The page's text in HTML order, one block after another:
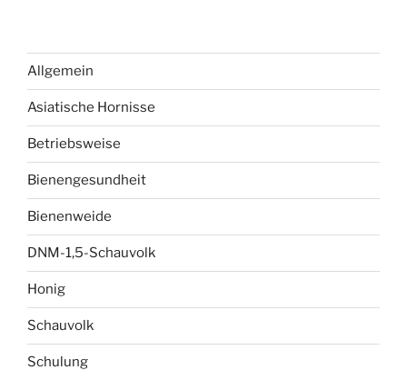
Allgemein
Asiatische Hornisse
Betriebsweise
Bienengesundheit
Bienenweide
DNM-1,5-Schauvolk
Honig
Schauvolk
Schulung